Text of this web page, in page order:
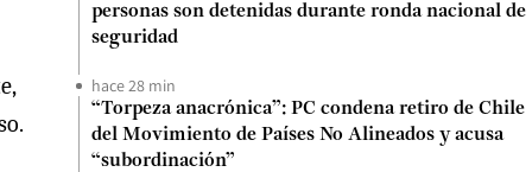
personas son detenidas durante ronda nacional de
seguridad
hace 28 min
“Torpeza anacrónica”: PC condena retiro de Chile
del Movimiento de Países No Alineados y acusa
“subordinación”